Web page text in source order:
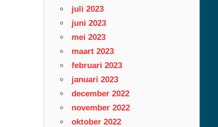
juli 2023
juni 2023
mei 2023
maart 2023
februari 2023
januari 2023
december 2022
november 2022
oktober 2022